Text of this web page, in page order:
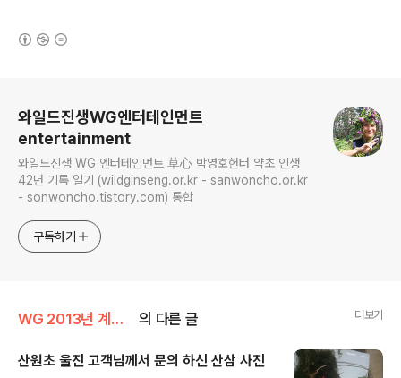
와일드진생WG엔터테인먼트
entertainment
와일드진생 WG 엔터테인먼트 草心 박영호헌터 약초 인생
42년 기록 일기 (wildginseng.or.kr - sanwoncho.or.kr
- sonwoncho.tistory.com) 통합
구독하기
WG 2013년 계사년 기록 의 다른 글 더보기
산원초 울진 고객님께서 문의 하신 산삼 사진